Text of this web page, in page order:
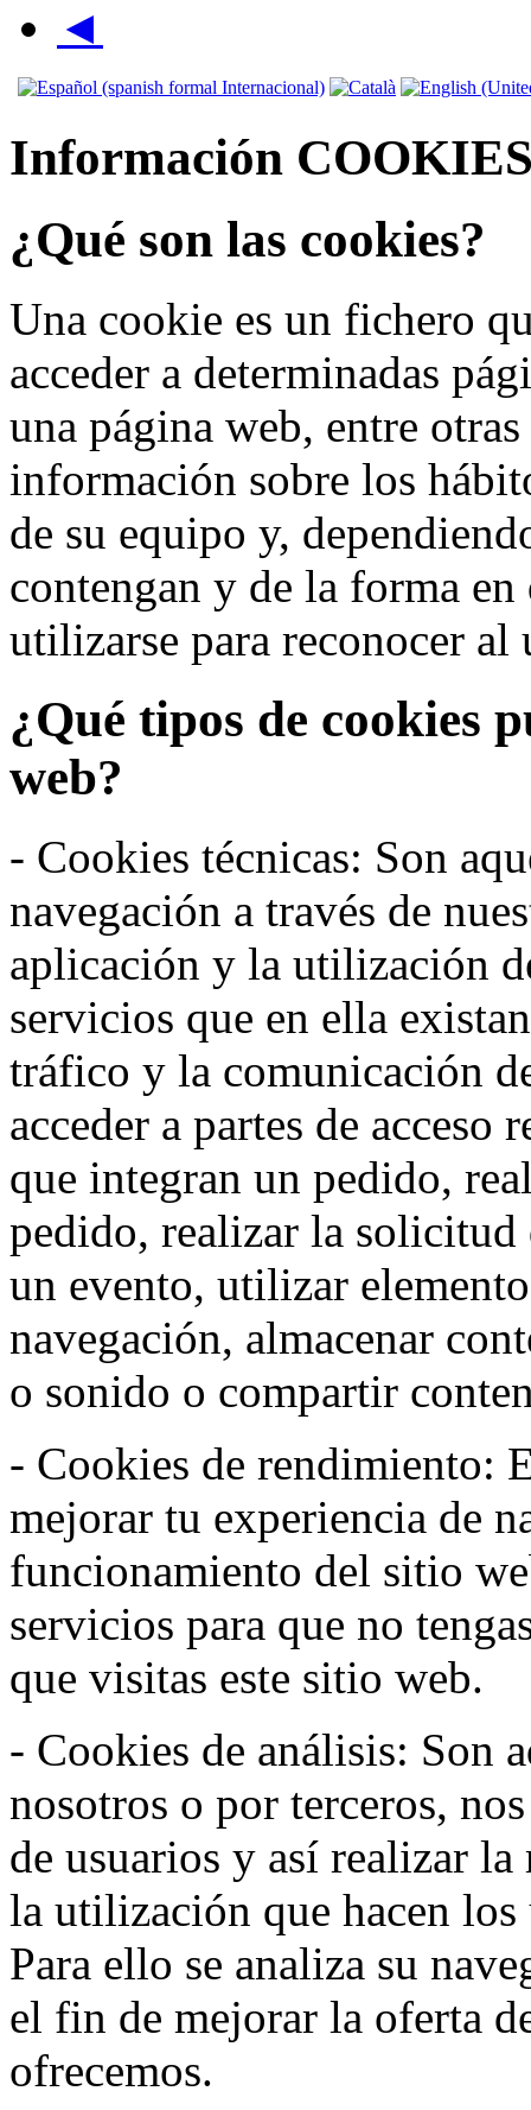
◄
Información
¿Qué son las cookies?
Una cookie es un fichero
acceder a determinadas
una página web, entre
información sobre los
de su equipo y,
contengan y de la forma
utilizarse para reconocer al
¿Qué tipos de cookies
web?
- Cookies técnicas: Son
navegación a través de
aplicación y la utilización
servicios que en ella
tráfico y la comunicación
acceder a partes de
que integran un pedido,
pedido, realizar la
un evento, utilizar
navegación, almacenar
o sonido o compartir
- Cookies de rendimiento:
mejorar tu experiencia de
funcionamiento del sitio
servicios para que no
que visitas este sitio web.
- Cookies de análisis: Son
nosotros o por terceros,
de usuarios y así realizar
la utilización que hacen
Para ello se analiza su
el fin de mejorar la oferta
ofrecemos.